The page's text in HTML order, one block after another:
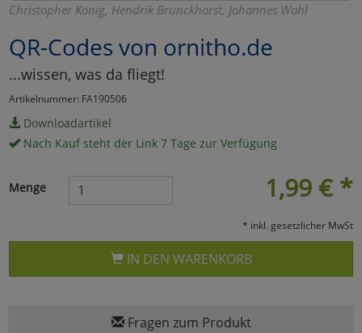
Christopher König, Hendrik Brunckhorst, Johannes Wahl
QR-Codes von ornitho.de
...wissen, was da fliegt!
Artikelnummer: FA190506
Downloadartikel
Nach Kauf steht der Link 7 Tage zur Verfügung
1,99 € *
Menge
* inkl. gesetzlicher MwSt
IN DEN WARENKORB
Fragen zum Produkt
Umfragetools
Cookies
Alle Akzeptieren
zurück
zu Haupptseite